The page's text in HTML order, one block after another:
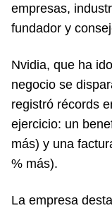
empresas,
fundador y
Nvidia, que ha
negocio se
registró récords
ejercicio: un
más) y una
% más).
La empresa